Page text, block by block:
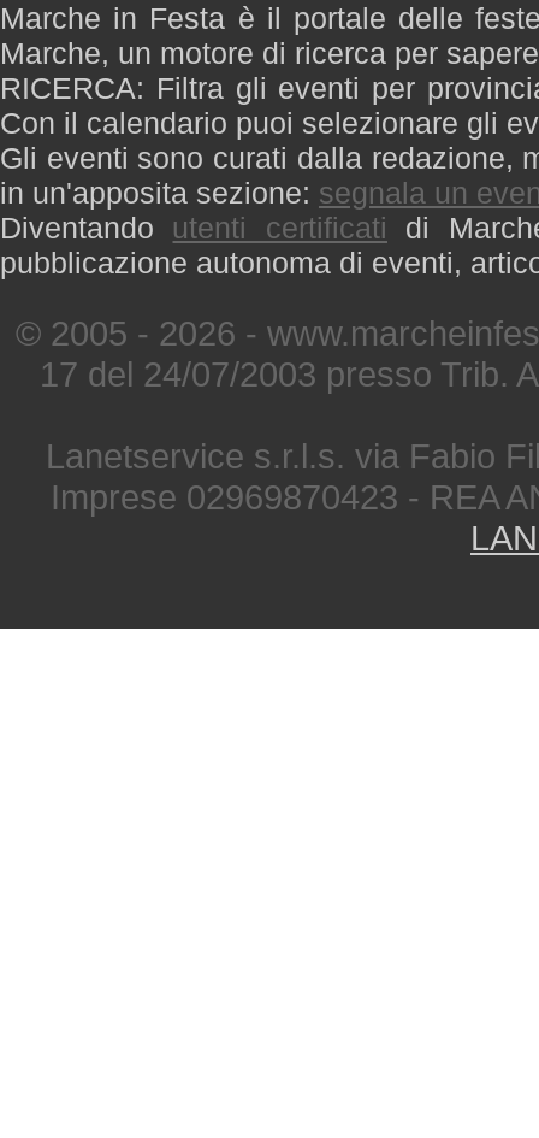
Marche in Festa è il portale delle
Marche, un motore di ricerca per
RICERCA: Filtra gli eventi per
Con il calendario puoi selezionare gli
Gli eventi sono curati dalla redazione,
in un'apposita sezione: segnala un
Diventando utenti certificati di
pubblicazione autonoma di eventi,
© 2005 - 2026 -
17 del 24/07/2003 presso Trib.
Lanetservice s.r.l.s. via Fabio
Imprese 02969870423 - REA